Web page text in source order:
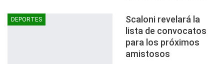
DEPORTES
Scaloni revelará la
lista de convocatos
para los próximos
amistosos